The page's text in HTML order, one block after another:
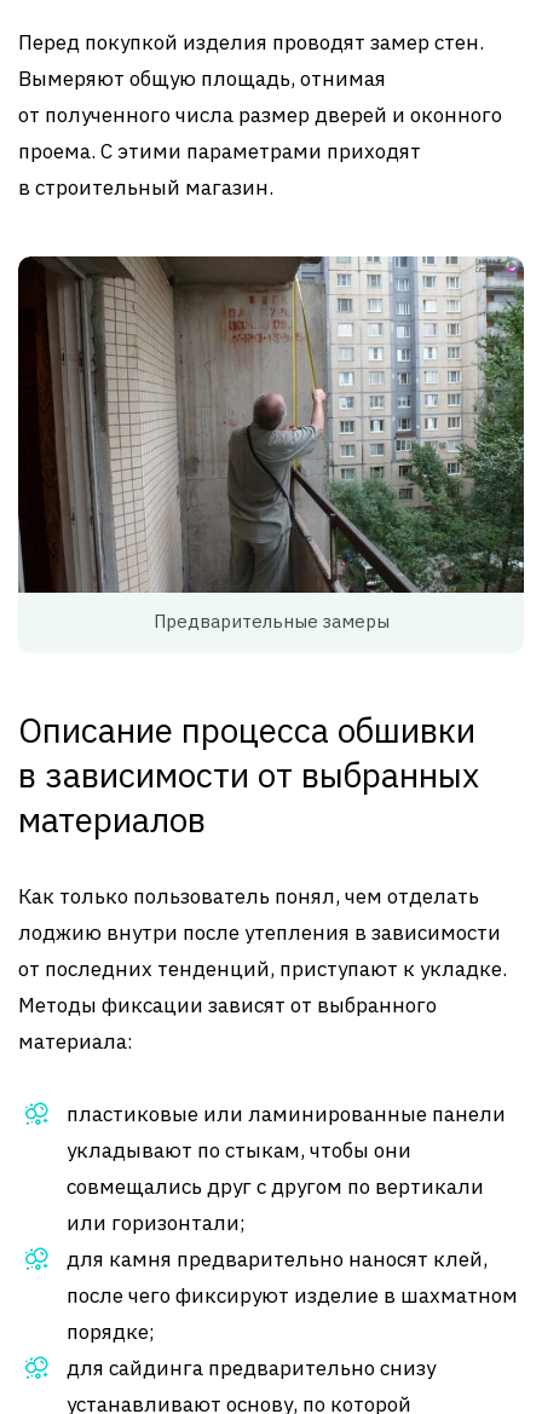
Перед покупкой изделия проводят замер стен.
Вымеряют общую площадь, отнимая
от полученного числа размер дверей и оконного
проема. С этими параметрами приходят
в строительный магазин.
Предварительные замеры
Описание процесса обшивки
в зависимости от выбранных
материалов
Как только пользователь понял, чем отделать
лоджию внутри после утепления в зависимости
от последних тенденций, приступают к укладке.
Методы фиксации зависят от выбранного
материала:
пластиковые или ламинированные панели
укладывают по стыкам, чтобы они
совмещались друг с другом по вертикали
или горизонтали;
для камня предварительно наносят клей,
после чего фиксируют изделие в шахматном
порядке;
для сайдинга предварительно снизу
устанавливают основу, по которой